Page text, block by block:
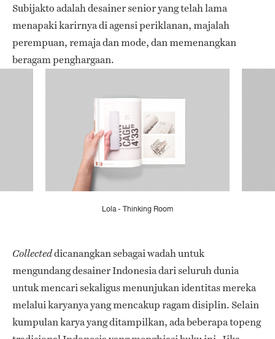
Subijakto adalah desainer senior yang telah lama
menapaki karirnya di agensi periklanan, majalah
perempuan, remaja dan mode, dan memenangkan
beragam penghargaan.
Lola - Thinking Room
Collecteddicanangkan sebagai wadah untuk
mengundang desainer Indonesia dari seluruh dunia
untuk mencari sekaligus menunjukan identitas mereka
melalui karyanya yang mencakup ragam disiplin. Selain
kumpulan karya yang ditampilkan, ada beberapa topeng